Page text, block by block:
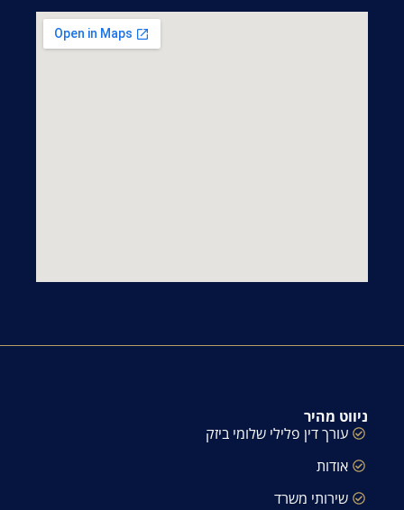
ניווט מהיר
עורך דין פלילי שלומי ביזק
אודות
שירותי משרד